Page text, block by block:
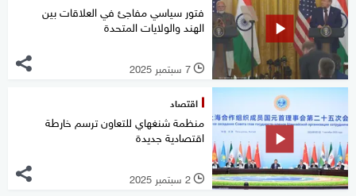
فتور سياسي مفاجئ في العلاقات بين
الهند والولايات المتحدة
l 7 سبتمبر 2025
اقتصاد
منظمة شنغهاي للتعاون ترسم خارطة
اقتصادية جديدة
l 2 سبتمبر 2025